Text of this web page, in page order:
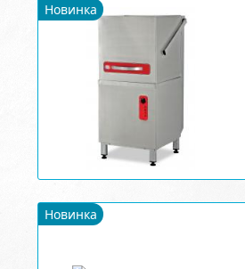
Новинка
Новинка